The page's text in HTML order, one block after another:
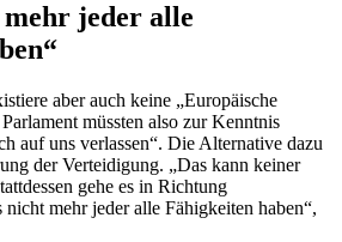
mehr jeder alle
aber auch keine „Europäische
müssten also zur Kenntnis
auf uns verlassen“. Die Alternative dazu
der Verteidigung. „Das kann keiner
gehe es in Richtung
mehr jeder alle Fähigkeiten haben“,